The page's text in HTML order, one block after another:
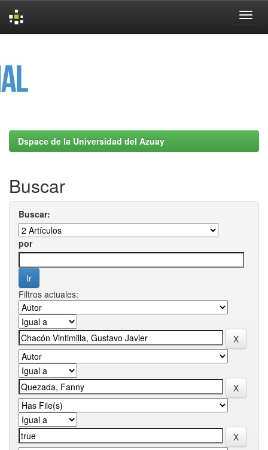
Dspace de la Universidad del Azuay
Buscar
Buscar:
por
Filtros actuales: